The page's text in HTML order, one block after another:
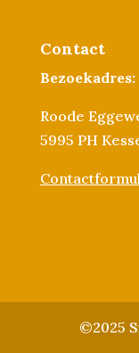
Contact
Bezoekadres:
Roode
5995 PH
©2025